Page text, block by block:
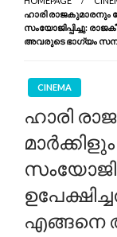
ഹാരി രാജകുമാരനും
സംയോജിപ്പിച്ചു:
അവരുടെ ഭാഗ്യം
CINEMA
ഹാരി
എങ്ങനെ